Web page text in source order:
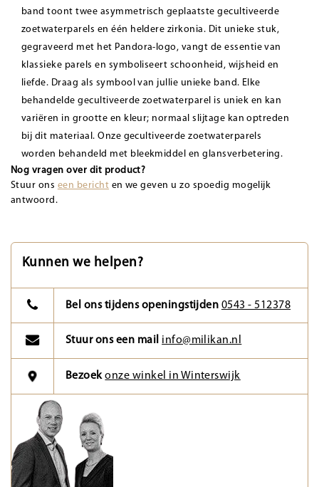
band toont twee asymmetrisch geplaatstegecultiveerde
zoetwaterparels en één heldere zirkonia. Dit unieke stuk,
gegraveerd met het Pandora-logo, vangt de essentie van
klassieke parels en symboliseert schoonheid, wijsheid en
liefde. Draag als symbool van jullie unieke band. Elke
behandelde gecultiveerde zoetwaterparel is uniek en kan
variëren in grootte en kleur; normaal slijtage kan optreden
bij dit materiaal. Onze gecultiveerde zoetwaterparels
worden behandeld met bleekmiddel en glansverbetering.
Nog vragen over dit product?
Stuur ons een bericht en we geven u zo spoedig mogelijk
antwoord.
Kunnen we helpen?
Bel ons tijdens openingstijden 0543 - 512378
Stuur ons een mail info@milikan.nl
Bezoekonze winkel in Winterswijk